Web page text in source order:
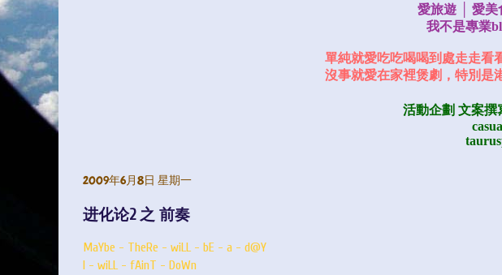
愛旅遊 │ 愛
我不是專業
單純就愛吃吃喝喝到處走走看
沒事就愛在家裡煲劇，特別是
活動企劃 文案撰
2009年6月8日 星期一
进化论2 之 前奏
MaYbe - TheRe - wiLL - bE - a - d@Y
I - wiLL - fAinT - DoWn